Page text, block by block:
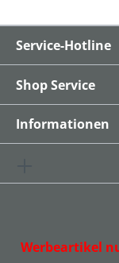
Service-Hotline
Shop Service
Informationen
Werbeartikel